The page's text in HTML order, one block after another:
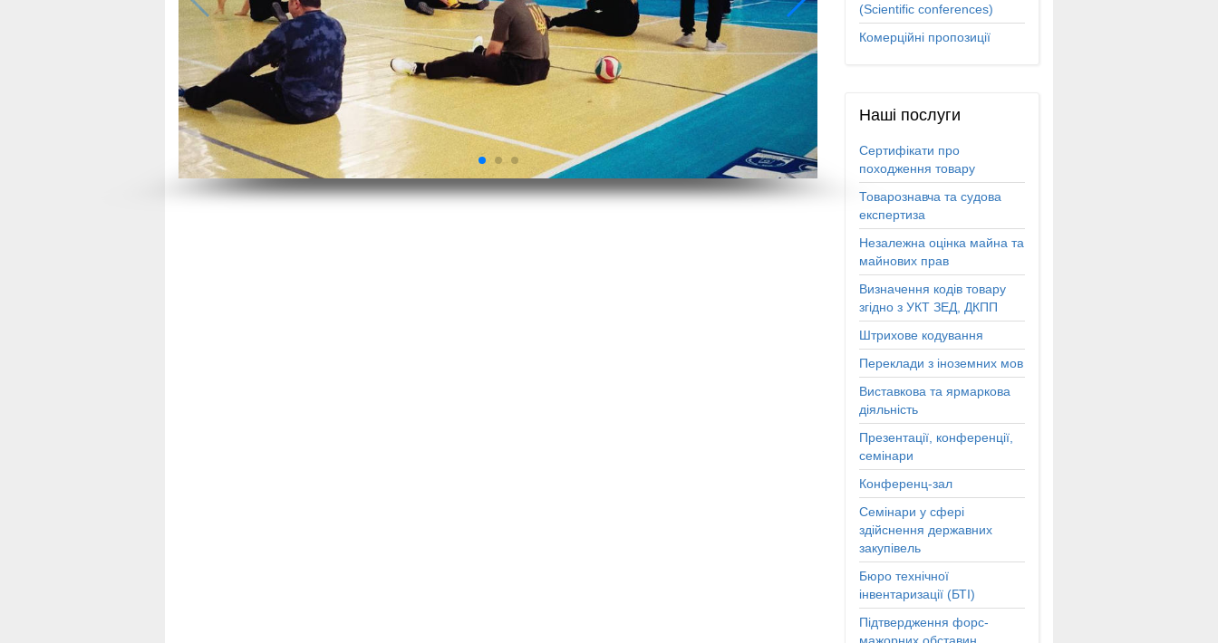
(Scientific conferences)
Комерційні пропозиції
Наші послуги
Сертифікати про
походження товару
Товарознавча та судова
експертиза
Незалежна оцінка майна та
майнових прав
Визначення кодів товару
згідно з УКТ ЗЕД, ДКПП
Штрихове кодування
Переклади з іноземних мов
Виставкова та ярмаркова
діяльність
Презентації, конференції,
семінари
Конференц-зал
Семінари у сфері
здійснення державних
закупівель
Бюро технічної
інвентаризації (БТІ)
Підтвердження форс-
мажорних обставин